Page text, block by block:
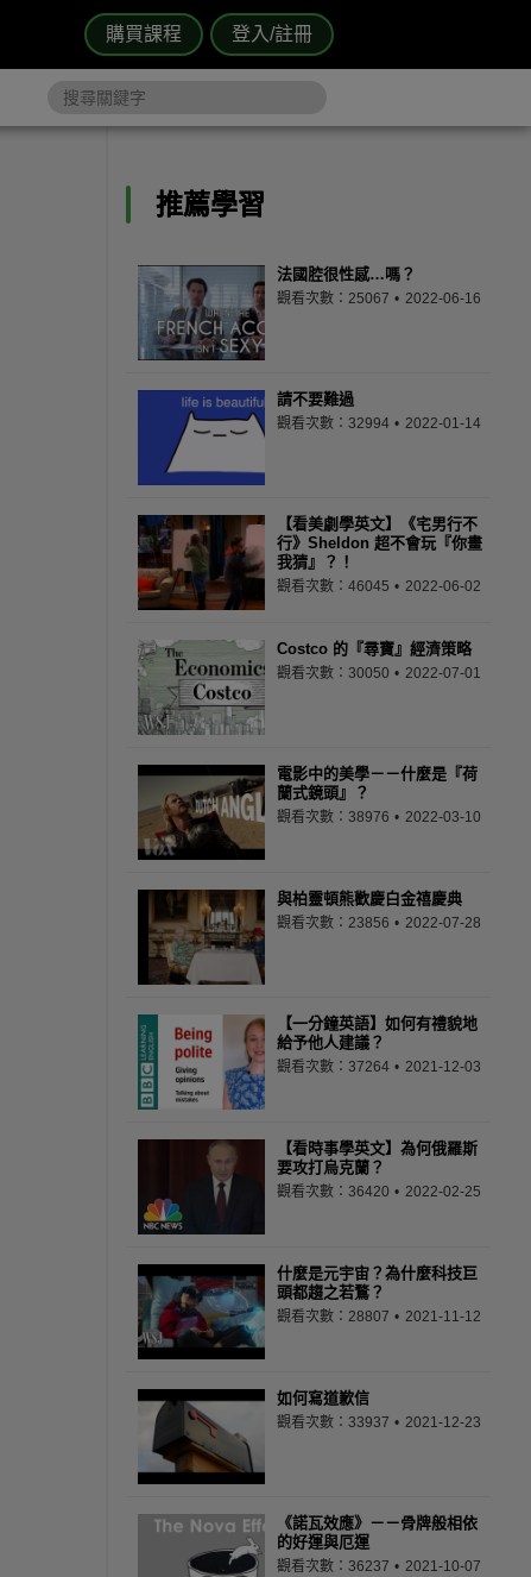
購買課程 登入/註冊
推薦學習
法國腔很性感…嗎？
觀看次數：25067 2022-06-16
請不要難過
觀看次數：32994 2022-01-14
【看美劇學英文】《宅男行不
行》Sheldon 超不會玩『你畫
我猜』？！
觀看次數：46045 2022-06-02
Costco 的『尋寶』經濟策略
觀看次數：30050 2022-07-01
電影中的美學－－什麼是『荷
蘭式鏡頭』？
觀看次數：38976 2022-03-10
與柏靈頓熊歡慶白金禧慶典
觀看次數：23856 2022-07-28
【一分鐘英語】如何有禮貌地
給予他人建議？
觀看次數：37264 2021-12-03
【看時事學英文】為何俄羅斯
要攻打烏克蘭？
觀看次數：36420 2022-02-25
什麼是元宇宙？為什麼科技巨
頭都趨之若鶩？
觀看次數：28807 2021-11-12
如何寫道歉信
觀看次數：33937 2021-12-23
《諾瓦效應》－－骨牌般相依
的好運與厄運
觀看次數：36237 2021-10-07